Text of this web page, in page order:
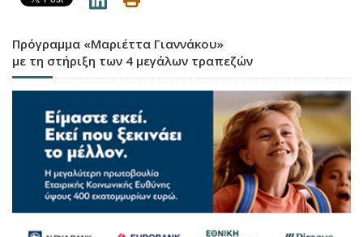
Πρόγραμμα «Μαριέττα Γιαννάκου»
με τη στήριξη των 4 μεγάλων τραπεζών